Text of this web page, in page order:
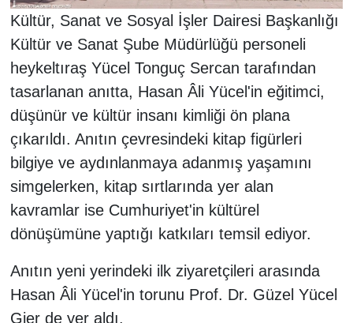
Kültür, Sanat ve Sosyal İşler Dairesi Başkanlığı
Kültür ve Sanat Şube Müdürlüğü personeli
heykeltıraş Yücel Tonguç Sercan tarafından
tasarlanan anıtta, Hasan Âli Yücel'in eğitimci,
düşünür ve kültür insanı kimliği ön plana
çıkarıldı. Anıtın çevresindeki kitap figürleri
bilgiye ve aydınlanmaya adanmış yaşamını
simgelerken, kitap sırtlarında yer alan
kavramlar ise Cumhuriyet'in kültürel
dönüşümüne yaptığı katkıları temsil ediyor.
Anıtın yeni yerindeki ilk ziyaretçileri arasında
Hasan Âli Yücel'in torunu Prof. Dr. Güzel Yücel
Gier de yer aldı.